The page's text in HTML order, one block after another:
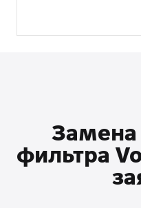
Замена
фильтра